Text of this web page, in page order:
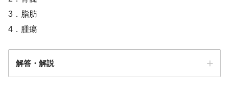
3．脂肪
4．腫瘍
解答・解説